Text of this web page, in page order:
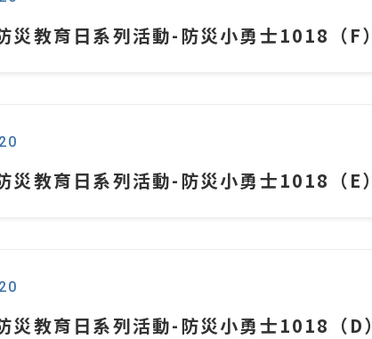
災教育日系列活動-防災小勇士1018（F）
災教育日系列活動-防災小勇士1018（E）
災教育日系列活動-防災小勇士1018（D）